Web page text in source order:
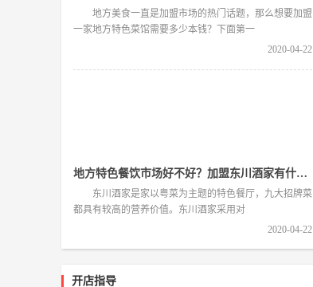
地方美食一直是加盟市场的热门话题，那么想要加盟
一家地方特色菜馆需要多少本钱？下面第一
2020-04-22
地方特色餐饮市场好不好？加盟东川酒家有什么要求？
东川酒家是家以粤菜为主题的特色餐厅，九大招牌菜
都具有较高的营养价值。东川酒家采用对
2020-04-22
开店指导